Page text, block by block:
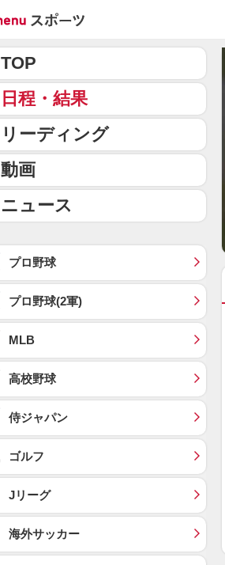
TOP
日程・結果
リーディング
動画
ニュース
プロ野球
プロ野球(2軍)
MLB
高校野球
侍ジャパン
ゴルフ
Jリーグ
海外サッカー